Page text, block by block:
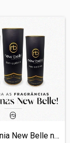
Deo Colônia New Belle nº43 – Inspiração...